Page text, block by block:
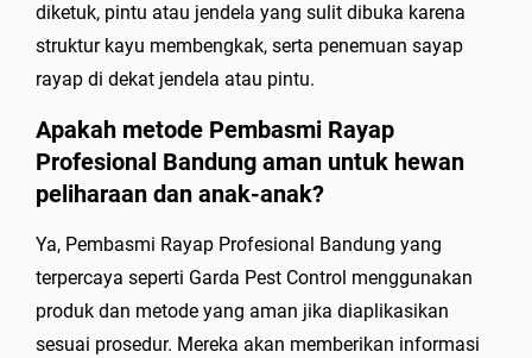
diketuk, pintu atau jendela yang sulit dibuka karena
struktur kayu membengkak, serta penemuan sayap
rayap di dekat jendela atau pintu.
Apakah metode Pembasmi Rayap
Profesional Bandung aman untuk hewan
peliharaan dan anak-anak?
Ya, Pembasmi Rayap Profesional Bandung yang
terpercaya seperti Garda Pest Control menggunakan
produk dan metode yang aman jika diaplikasikan
sesuai prosedur. Mereka akan memberikan informasi